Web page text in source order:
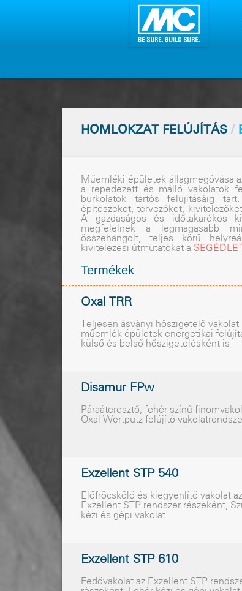
HOMLOKZAT FELÚJÍTÁS /
Mûemléki épületek állagmegóvása
a repedezett és málló vakolatok
burkolatok tartós felújításáig
építészeket, tervezõket,
A gazdaságos és idõtakarékos
megfelelnek a legmagasabb
összehangolt, teljes körû
kivitelezési útmutatókat a
Termékek
Oxal TRR
Teljesen ásványi hõszigetelõ vakolat
mûemlék épületek energetikai
külsõ és belsõ hõszigetelésként is
Disamur FPw
Páraáteresztõ, fehér színû
Oxal Wertputz felújító
Exzellent STP 540
Elõfröcskölõ és kiegyenlítõ vakolat az
Exzellent STP rendszer részeként,
kézi és gépi vakolat
Exzellent STP 610
Fedõvakolat az Exzellent STP